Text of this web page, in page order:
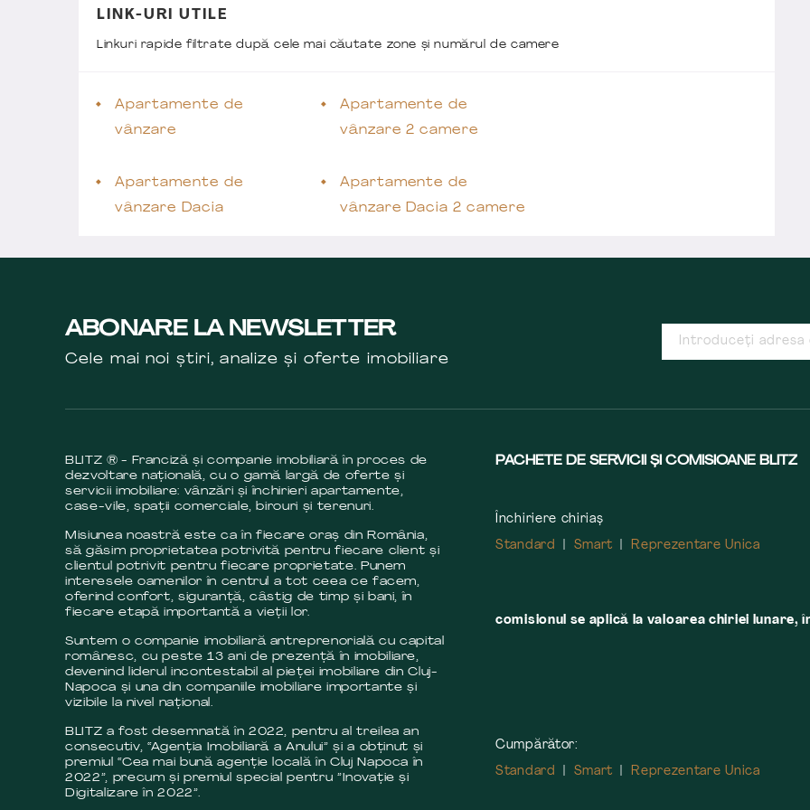
LINK-URI UTILE
Linkuri rapide filtrate după cele mai căutate zone și numărul de camere
Apartamente de
vânzare
Apartamente de
vânzare Dacia
Apartamente de
vânzare 2 camere
Apartamente de
vânzare Dacia 2 camere
ABONARE LA NEWSLETTER
Cele mai noi știri, analize și oferte imobiliare
BLITZ ® - Franciză și companie imobiliară în proces de
dezvoltare națională, cu o gamă largă de oferte și
servicii imobiliare: vânzări și închirieri apartamente,
case-vile, spații comerciale, birouri și terenuri.
Misiunea noastră este ca în fiecare oraș din România,
să găsim proprietatea potrivită pentru fiecare client și
clientul potrivit pentru fiecare proprietate. Punem
interesele oamenilor în centrul a tot ceea ce facem,
oferind confort, siguranță, câstig de timp și bani, în
fiecare etapă importantă a vieții lor.
Suntem o companie imobiliară antreprenorială cu capital
românesc, cu peste 13 ani de prezență în imobiliare,
devenind liderul incontestabil al pieței imobiliare din Cluj-
Napoca și una din companiile imobiliare importante și
vizibile la nivel național.
BLITZ a fost desemnată în 2022, pentru al treilea an
consecutiv, “Agenția Imobiliară a Anului” și a obținut și
premiul “Cea mai bună agenție locală în Cluj Napoca în
2022”, precum și premiul special pentru ”Inovație și
Digitalizare în 2022”.
PACHETE DE SERVICII ȘI COMISIOANE BLITZ
Închiriere chiriaș
Standard
Smart Reprezentare Unica
comisionul se aplică la valoarea chiriei
Cumpărător:
Standard
Smart Reprezentare Unica